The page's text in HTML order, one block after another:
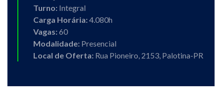
Turno: Integral
Carga Horária:4.080h
Vagas:60
Modalidade: Presencial
Local de Oferta: Rua Pioneiro, 2153, Palotina-PR